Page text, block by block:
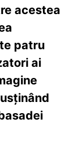
acestea
patru
ai